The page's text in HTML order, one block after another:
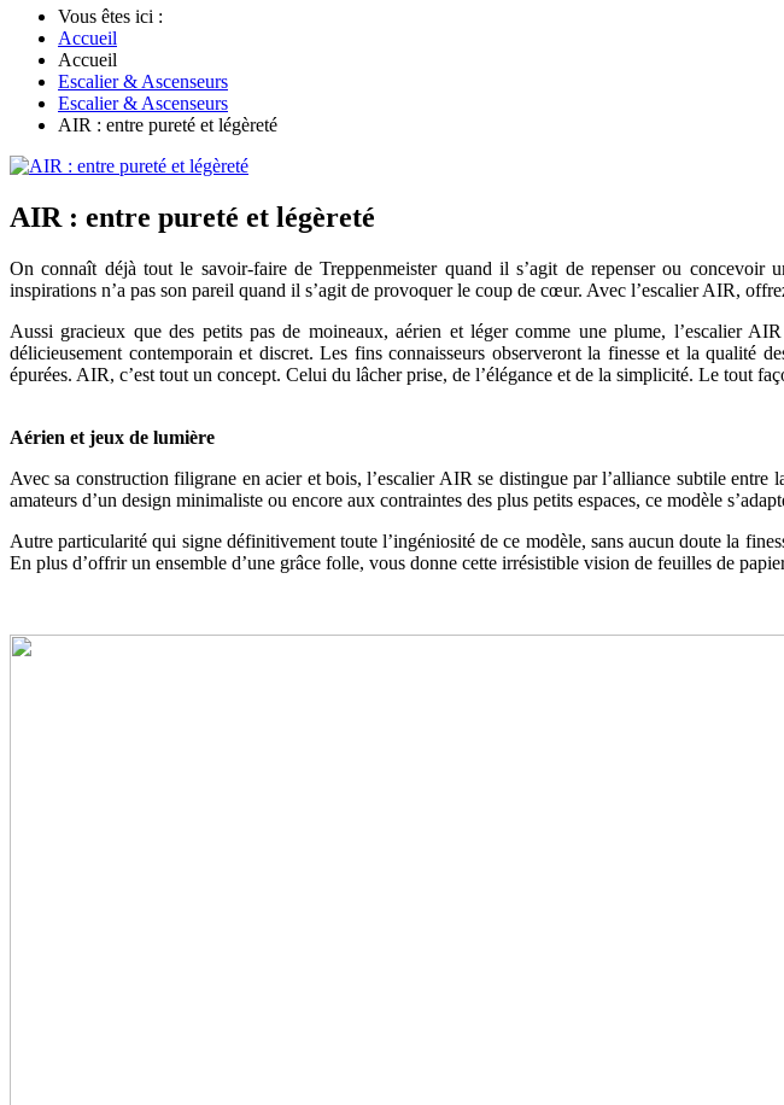
Vous êtes ici :
Accueil
Accueil
Escalier & Ascenseurs
Escalier & Ascenseurs
AIR : entre pureté et légèreté
AIR : entre pureté et légèreté
On connaît déjà tout le savoir-faire de Treppenmeister quand il s’agit de repenser ou
inspirations n’a pas son pareil quand il s’agit de provoquer le coup de cœur. Avec l’escalier AIR,
Aussi gracieux que des petits pas de moineaux, aérien et léger comme une plume, l’escalier
délicieusement contemporain et discret. Les fins connaisseurs observeront la finesse et la qualité
épurées. AIR, c’est tout un concept. Celui du lâcher prise, de l’élégance et de la simplicité. Le tout
Aérien et jeux de lumière
Avec sa construction filigrane en acier et bois, l’escalier AIR se distingue par l’alliance subtile
amateurs d’un design minimaliste ou encore aux contraintes des plus petits espaces, ce modèle
Autre particularité qui signe définitivement toute l’ingéniosité de ce modèle, sans aucun doute la
En plus d’offrir un ensemble d’une grâce folle, vous donne cette irrésistible vision de feuilles de